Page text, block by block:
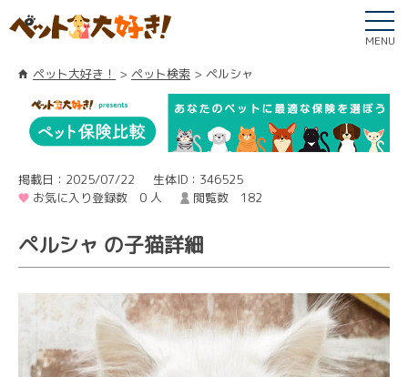
MENU
ペット大好き！ ペット検索 ペルシャ
掲載日：2025/07/22
生体ID：346525
お気に入り登録数 0 人
閲覧数 182
ペルシャ の子猫詳細